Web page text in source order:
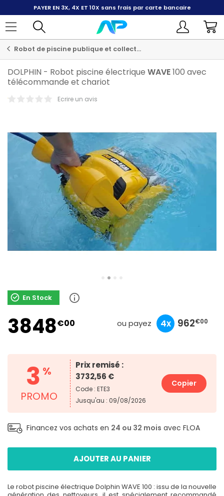
PAYER EN 3X, 4X ET 10X sans frais par carte bancaire
Robot de piscine publique et collective
DOLPHIN - Robot piscine électrique WAVE100 avec
télécommande et chariot
Ecrire un avis
En Stock
3848€00 ou payez
1282€67 4x 962€00
962€00
3 %
PROMO
Prix remisé :
3732,56 €
Code : ETE3
Jusqu'au : 09/08/2026
Copier
Financez vos achats en 24 ou 32 mois avec FLOA
AJOUTER AU PANIER
Le robot piscine électrique Dolphin WAVE 100 : issu de la nouvelle